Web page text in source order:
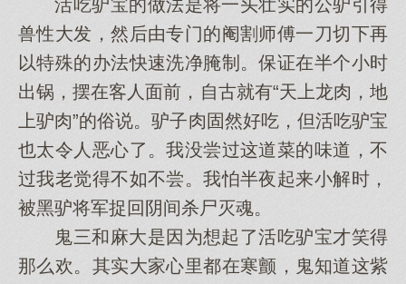
活吃驴宝的做法是将一头壮实的公驴引得
兽性大发，然后由专门的阉割师傅一刀切下再
以特殊的办法快速洗净腌制。保证在半个小时
出锅，摆在客人面前，自古就有“天上龙肉，地
上驴肉”的俗说。驴子肉固然好吃，但活吃驴宝
也太令人恶心了。我没尝过这道菜的味道，不
过我老觉得不如不尝。我怕半夜起来小解时，
被黑驴将军捉回阴间杀尸灭魂。
鬼三和麻大是因为想起了活吃驴宝才笑得
那么欢。其实大家心里都在寒颤，鬼知道这紫